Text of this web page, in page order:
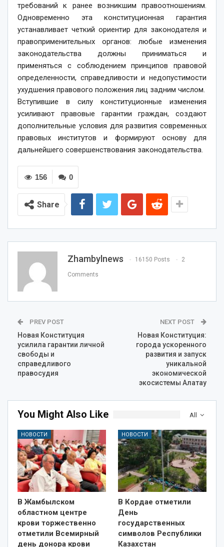
требований к ранее возникшим правоотношениям.
Одновременно эта конституционная гарантия
устанавливает четкий ориентир для законодателя и
правоприменительных органов: любые изменения
законодательства должны приниматься и
применяться с соблюдением принципов правовой
определенности, справедливости и недопустимости
ухудшения правового положения лиц задним числом.
Вступившие в силу конституционные изменения
усиливают правовые гарантии граждан, создают
дополнительные условия для развития современных
правовых институтов и формируют основу для
дальнейшего совершенствования законодательства.
0
156
Share
Zhambylnews 16150 Posts 2
Comments
PREV POST
Новая Конституция
усилила гарантии личной
свободы и
справедливого
правосудия
NEXT POST
Новая Конституция:
города ускоренного
развития и запуск
уникальной
экономической
экосистемы Алатау
All
You Might Also Like
НОВОСТИ
В Жамбылском
областном центре
крови торжественно
отметили Всемирный
день донора крови
НОВОСТИ
В Кордае отметили
День
государственных
символов Республики
Казахстан